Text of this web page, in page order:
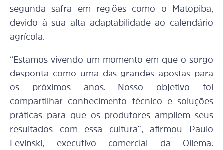
segunda safra em regiões como o Matopiba,
devido à sua alta adaptabilidade ao calendário
agrícola.
“Estamos vivendo um momento em que o sorgo
desponta como uma das grandes apostas para
os próximos anos. Nosso objetivo foi
compartilhar conhecimento técnico e soluções
práticas para que os produtores ampliem seus
resultados com essa cultura”, afirmou Paulo
Levinski, executivo comercial da Oilema.